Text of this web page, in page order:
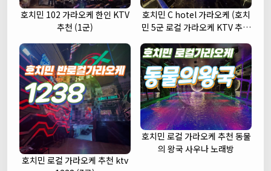
호치민 102 가라오케 한인 KTV
추천 (1군)
호치민 C hotel 가라오케 (호치
민 5군 로컬 가라오케 KTV 추천
호치민 로컬 가라오케 추천 ktv
호치민 로컬 가라오케 추천 동물
의 왕국 사우나 노래방